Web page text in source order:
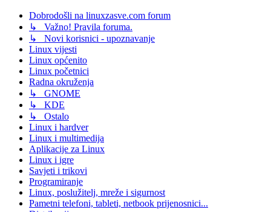
Dobrodošli na linuxzasve.com forum
↳ Važno! Pravila foruma.
↳ Novi korisnici - upoznavanje
Linux vijesti
Linux općenito
Linux početnici
Radna okruženja
↳ GNOME
↳ KDE
↳ Ostalo
Linux i hardver
Linux i multimedija
Aplikacije za Linux
Linux i igre
Savjeti i trikovi
Programiranje
Linux, poslužitelj, mreže i sigurnost
Pametni telefoni, tableti, netbook prijenosnici...